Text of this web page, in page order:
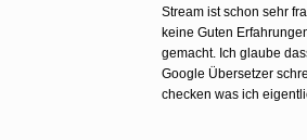
Stream ist schon sehr
keine Guten
gemacht. Ich glaube
Google Übersetzer
checken was ich